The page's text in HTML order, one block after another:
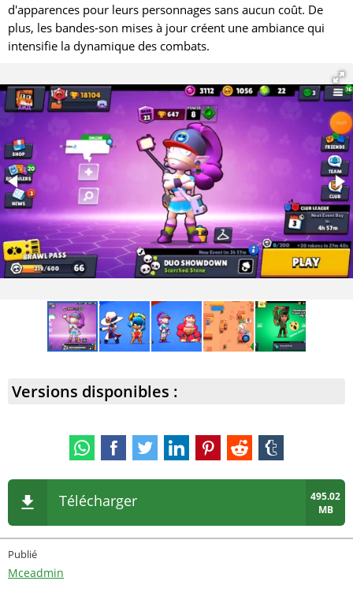
d'apparences pour leurs personnages sans aucun coût. De
plus, les bandes-son mises à jour créent une ambiance qui
intensifie la dynamique des combats.
Versions disponibles :
Télécharger
495.02
MB
Publié
Mceadmin